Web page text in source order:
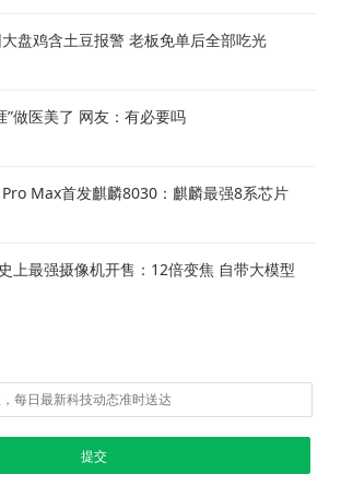
盘鸡含土豆报警 老板免单后全部吃光
”做医美了 网友：有必要吗
Max首发麒麟8030：麒麟最强8系芯片
上最强摄像机开售：12倍变焦 自带大模型